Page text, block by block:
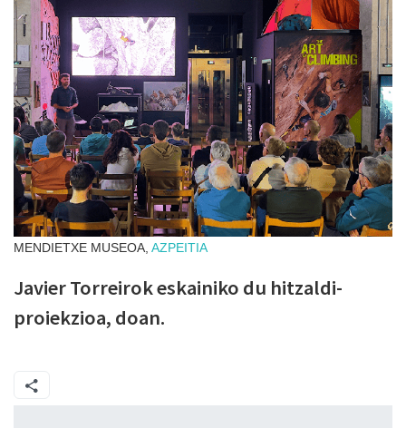
MENDIETXE MUSEOA, AZPEITIA
Javier Torreirok eskainiko du hitzaldi-
proiekzioa, doan.